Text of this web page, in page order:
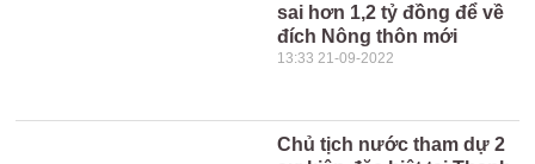
sai hơn 1,2 tỷ đồng để về
đích Nông thôn mới
13:33 21-09-2022
Chủ tịch nước tham dự 2